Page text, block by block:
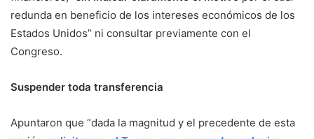
redunda en beneficio de los intereses económicos de los
Estados Unidos” ni consultar previamente con el
Congreso.
Suspender toda transferencia
Apuntaron que “dada la magnitud y el precedente de esta